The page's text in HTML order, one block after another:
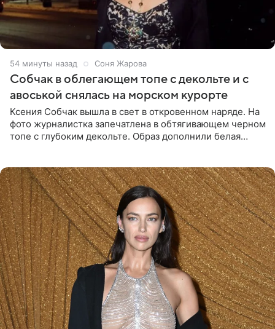
54 минуты назад Соня Жарова
Собчак в облегающем топе с декольте и с
авоськой снялась на морском курорте
Ксения Собчак вышла в свет в откровенном наряде. На
фото журналистка запечатлена в обтягивающем черном
топе с глубоким декольте. Образ дополнили белая